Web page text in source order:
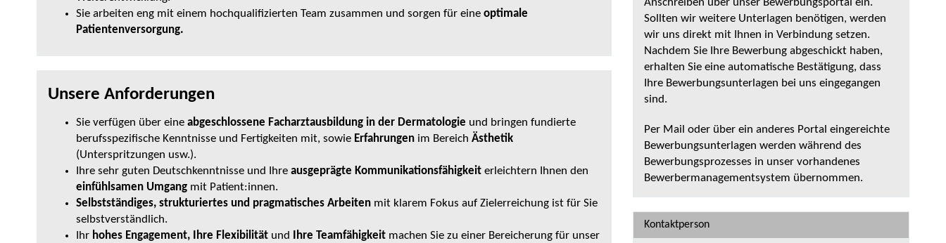
Sie arbeiten eng mit einem hochqualifizierten Team zusammen und sorgen für eine optimale
Patientenversorgung.
Unsere Anforderungen
Sie verfügen über eine abgeschlossene Facharztausbildung in der Dermatologie und bringen fundierte
berufsspezifische Kenntnisse und Fertigkeiten mit, sowie Erfahrungen im Bereich Ästhetik
(Unterspritzungen usw.).
Ihre sehr guten Deutschkenntnisse und Ihre ausgeprägte Kommunikationsfähigkeit erleichtern Ihnen den
einfühlsamen Umgang mit Patient:innen.
Selbstständiges, strukturiertes und pragmatisches Arbeiten mit klarem Fokus auf Zielerreichung ist für Sie
selbstverständlich.
Ihr hohes Engagement, Ihre Flexibilität und Ihre Teamfähigkeit machen Sie zu einer Bereicherung für unser
Anschreiben über unser Bewerbungsportal ein.
Sollten wir weitere Unterlagen benötigen, werden
wir uns direkt mit Ihnen in Verbindung setzen.
Nachdem Sie Ihre Bewerbung abgeschickt haben,
erhalten Sie eine automatische Bestätigung, dass
Ihre Bewerbungsunterlagen bei uns eingegangen
sind.
Per Mail oder über ein anderes Portal eingereichte
Bewerbungsunterlagen werden während des
Bewerbungsprozesses in unser vorhandenes
Bewerbermanagementsystem übernommen.
Kontaktperson